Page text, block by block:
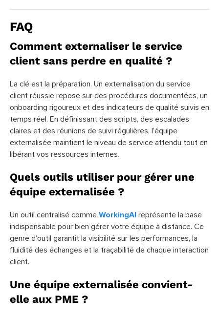
FAQ
Comment externaliser le service
client sans perdre en qualité ?
La clé est la préparation. Un externalisation du service
client réussie repose sur des procédures documentées, un
onboarding rigoureux et des indicateurs de qualité suivis en
temps réel. En définissant des scripts, des escalades
claires et des réunions de suivi régulières, l’équipe
externalisée maintient le niveau de service attendu tout en
libérant vos ressources internes.
Quels outils utiliser pour gérer une
équipe externalisée ?
Un outil centralisé comme WorkingAI représente la base
indispensable pour bien gérer votre équipe à distance. Ce
genre d’outil garantit la visibilité sur les performances, la
fluidité des échanges et la traçabilité de chaque interaction
client.
Une équipe externalisée convient-
elle aux PME ?